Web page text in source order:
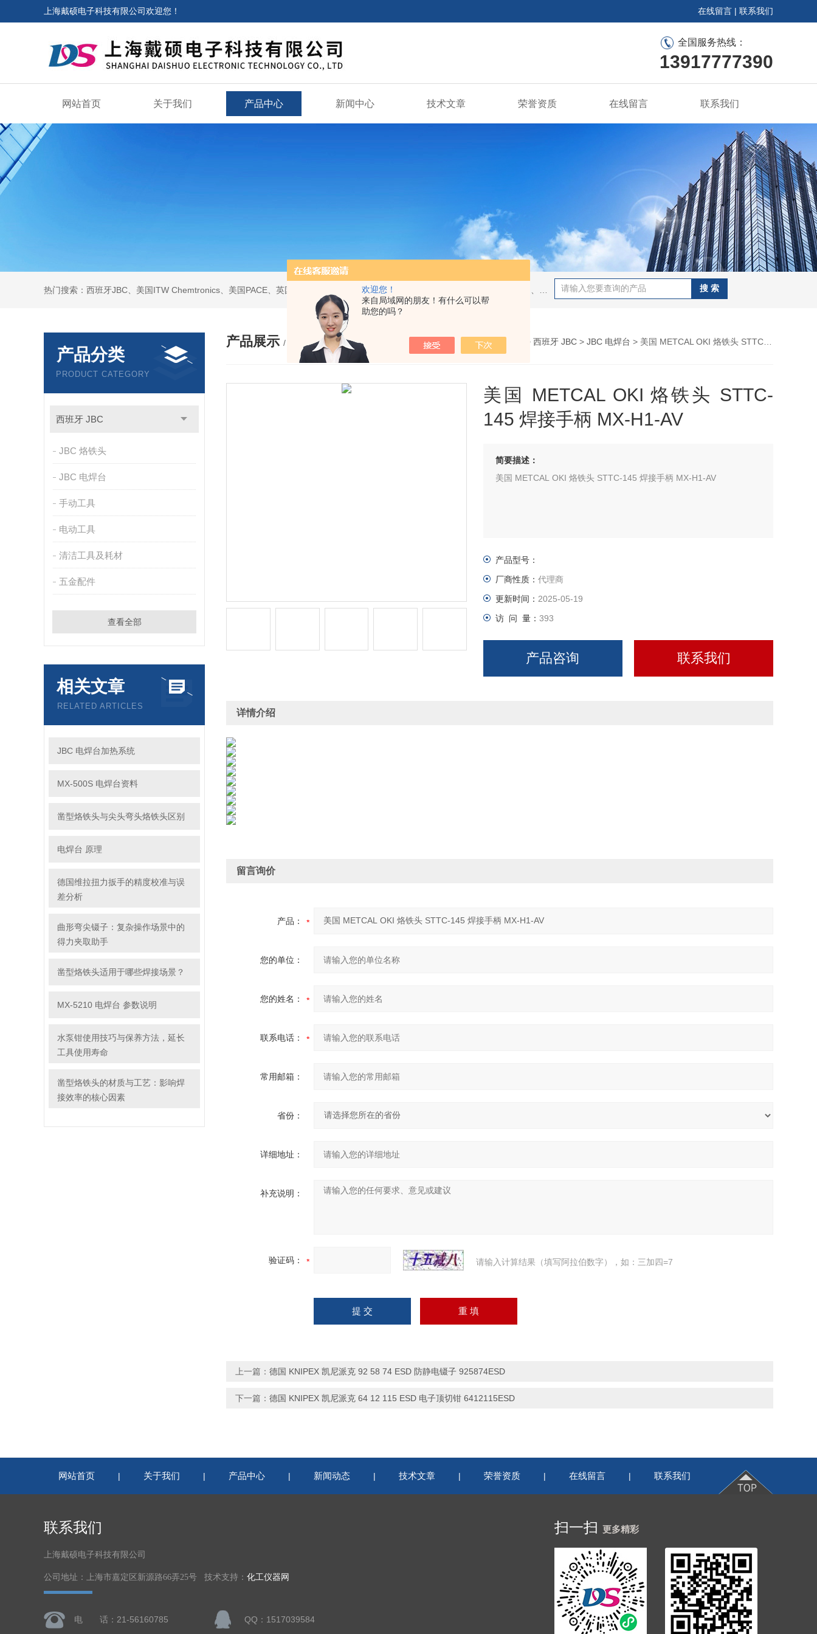
欢迎您！
来自局域网的朋友！有什么可以帮
助您的吗？
上海戴硕电子科技有限公司欢迎您！ 在线留言 | 联系我们
全国服务热线：
13917777390
网站首页 关于我们 产品中心 新闻中心 技术文章 荣誉资质 在线留言 联系我们
产品分类
PRODUCT CATEGORY
西班牙 JBC
JBC 烙铁头
JBC 电焊台
手动工具
电动工具
清洁工具及耗材
五金配件
查看全部
相关文章
RELATED ARTICLES
JBC 电焊台加热系统
MX-500S 电焊台资料
凿型烙铁头与尖头弯头烙铁头区别
电焊台 原理
德国维拉扭力扳手的精度校准与误
差分析
曲形弯尖镊子：复杂操作场景中的
得力夹取助手
凿型烙铁头适用于哪些焊接场景？
MX-5210 电焊台 参数说明
水泵钳使用技巧与保养方法，延长
工具使用寿命
凿型烙铁头的材质与工艺：影响焊
接效率的核心因素
产品展示 / PRODUCTS 您的位置： 网站首页>产品展示 > 西班牙 JBC > JBC 电焊台 > 美国 METCAL OKI 烙铁头 STTC-145 焊接手柄 MX-H1-AV
美国 METCAL OKI 烙铁头 STTC-
145 焊接手柄 MX-H1-AV
简要描述：
美国 METCAL OKI 烙铁头 STTC-145 焊接手柄 MX-H1-AV
产品型号：
厂商性质： 代理商
更新时间： 2025-05-19
访 问 量： 393
产品咨询 联系我们
详情介绍
留言询价
产品：
您的单位：
您的姓名：
联系电话：
常用邮箱：
省份：
详细地址：
补充说明：
验证码： 请输入计算结果（填写阿拉伯数字），如：三加四=7
上一篇： 德国 KNIPEX 凯尼派克 92 58 74 ESD 防静电镊子 925874ESD
下一篇： 德国 KNIPEX 凯尼派克 64 12 115 ESD 电子顶切钳 6412115ESD
网站首页 | 关于我们 | 产品中心 | 新闻动态 | 技术文章 | 荣誉资质 | 在线留言 | 联系我们
联系我们
上海戴硕电子科技有限公司
公司地址：上海市嘉定区新源路66弄25号 技术支持： 化工仪器网
电 话：21-56160785 QQ：1517039584
扫一扫 更多精彩